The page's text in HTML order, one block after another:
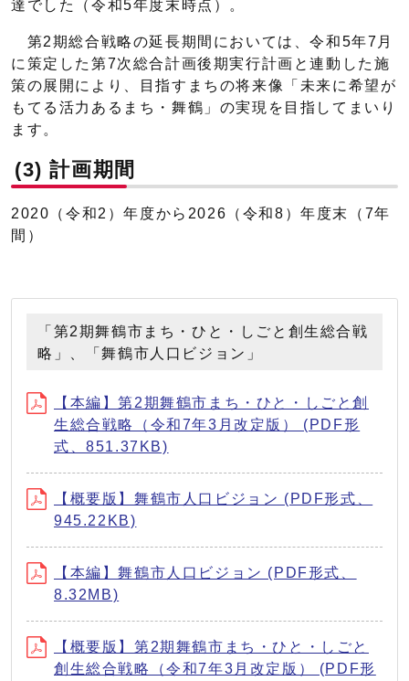
達でした（令和5年度末時点）。
第2期総合戦略の延長期間においては、令和5年7月
に策定した第7次総合計画後期実行計画と連動した施
策の展開により、目指すまちの将来像「未来に希望が
もてる活力あるまち・舞鶴」の実現を目指してまいり
ます。
(3) 計画期間
2020（令和2）年度から2026（令和8）年度末（7年
間）
「第2期舞鶴市まち・ひと・しごと創生総合戦
略」、「舞鶴市人口ビジョン」
【本編】第2期舞鶴市まち・ひと・しごと創
生総合戦略（令和7年3月改定版） (PDF形
式、851.37KB)
【概要版】舞鶴市人口ビジョン (PDF形式、
945.22KB)
【本編】舞鶴市人口ビジョン (PDF形式、
8.32MB)
【概要版】第2期舞鶴市まち・ひと・しごと
創生総合戦略（令和7年3月改定版） (PDF形